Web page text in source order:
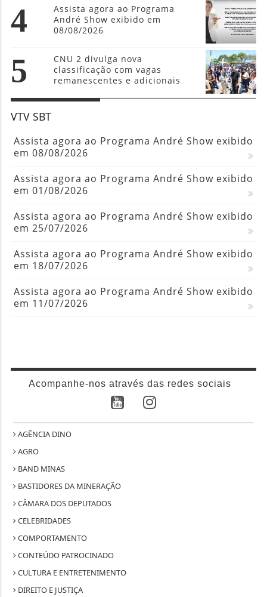
4
Assista agora ao Programa
André Show exibido em
08/08/2026
5
CNU 2 divulga nova
classificação com vagas
remanescentes e adicionais
VTV SBT
Assista agora ao Programa André Show exibido
em 08/08/2026
Assista agora ao Programa André Show exibido
em 01/08/2026
Assista agora ao Programa André Show exibido
em 25/07/2026
Assista agora ao Programa André Show exibido
em 18/07/2026
Assista agora ao Programa André Show exibido
em 11/07/2026
Acompanhe-nos através das redes sociais
AGÊNCIA DINO
AGRO
BAND MINAS
BASTIDORES DA MINERAÇÃO
CÂMARA DOS DEPUTADOS
CELEBRIDADES
COMPORTAMENTO
CONTEÚDO PATROCINADO
CULTURA E ENTRETENIMENTO
DIREITO E JUSTIÇA